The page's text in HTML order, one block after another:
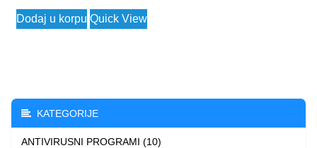
was:
is:
Dodaj u korpu Quick View
KATEGORIJE
ANTIVIRUSNI PROGRAMI (10)